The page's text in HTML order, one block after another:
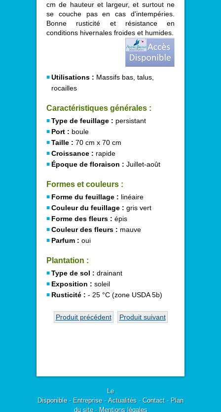
cm de hauteur et largeur, et surtout ne
se couche pas en cas d'intempéries.
Bonne rusticité et résistance en
conditions hivernales froides et humides.
Utilisations : Massifs bas, talus,
rocailles
Caractéristiques générales :
Type de feuillage : persistant
Port : boule
Taille : 70 cm x 70 cm
Croissance : rapide
Époque de floraison : Juillet-août
Formes et couleurs :
Forme du feuillage : linéaire
Couleur du feuillage : gris vert
Forme des fleurs : épis
Couleur des fleurs : mauve
Parfum : oui
Plantation :
Type de sol : drainant
Exposition : soleil
Rusticité : - 25 °C (zone USDA 5b)
Produit précédent Produit suivant
Le
Disponible- Entreprise- Actualités - Contact- Plan
du site- Mentions légales